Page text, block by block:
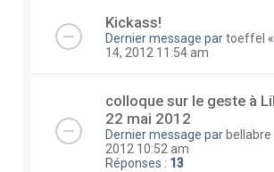
Kickass!
Dernier message partoeffel «
14, 2012 11:54 am
colloque sur le geste à
22 mai 2012
Dernier message par bellabre
2012 10:52 am
Réponses : 13